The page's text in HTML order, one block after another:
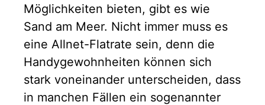
Möglichkeiten bieten, gibt es wie
Sand am Meer. Nicht immer muss es
eine Allnet-Flatrate sein, denn die
Handygewohnheiten können sich
stark voneinander unterscheiden, dass
in manchen Fällen ein sogenannter